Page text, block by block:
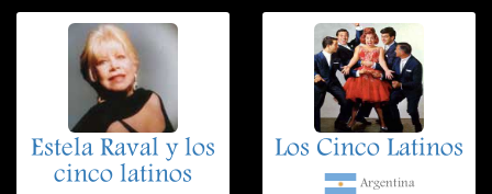
Estela Raval y los
cinco latinos
Los Cinco Latinos
Argentina